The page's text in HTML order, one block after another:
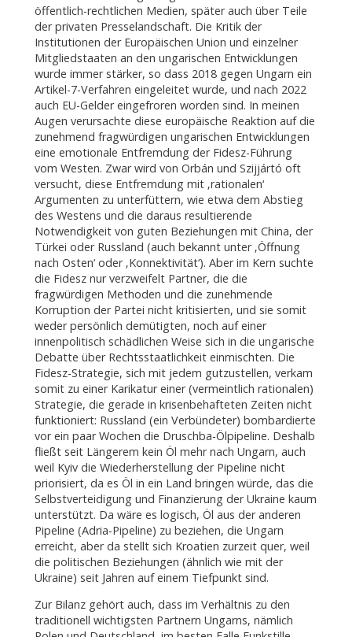
öffentlich-rechtlichen Medien, später auch über Teile
der privaten Presselandschaft. Die Kritik der
Institutionen der Europäischen Union und einzelner
Mitgliedstaaten an den ungarischen Entwicklungen
wurde immer stärker, so dass 2018 gegen Ungarn ein
Artikel-7-Verfahren eingeleitet wurde, und nach 2022
auch EU-Gelder eingefroren worden sind. In meinen
Augen verursachte diese europäische Reaktion auf die
zunehmend fragwürdigen ungarischen Entwicklungen
eine emotionale Entfremdung der Fidesz-Führung
vom Westen. Zwar wird von Orbán und Szijjártó oft
versucht, diese Entfremdung mit ‚rationalen‘
Argumenten zu unterfüttern, wie etwa dem Abstieg
des Westens und die daraus resultierende
Notwendigkeit von guten Beziehungen mit China, der
Türkei oder Russland (auch bekannt unter ‚Öffnung
nach Osten‘ oder ‚Konnektivität‘). Aber im Kern suchte
die Fidesz nur verzweifelt Partner, die die
fragwürdigen Methoden und die zunehmende
Korruption der Partei nicht kritisierten, und sie somit
weder persönlich demütigten, noch auf einer
innenpolitisch schädlichen Weise sich in die ungarische
Debatte über Rechtsstaatlichkeit einmischten. Die
Fidesz-Strategie, sich mit jedem gutzustellen, verkam
somit zu einer Karikatur einer (vermeintlich rationalen)
Strategie, die gerade in krisenbehafteten Zeiten nicht
funktioniert: Russland (ein Verbündeter) bombardierte
vor ein paar Wochen die Druschba-Ölpipeline. Deshalb
fließt seit Längerem kein Öl mehr nach Ungarn, auch
weil Kyiv die Wiederherstellung der Pipeline nicht
priorisiert, da es Öl in ein Land bringen würde, das die
Selbstverteidigung und Finanzierung der Ukraine kaum
unterstützt. Da wäre es logisch, Öl aus der anderen
Pipeline (Adria-Pipeline) zu beziehen, die Ungarn
erreicht, aber da stellt sich Kroatien zurzeit quer, weil
die politischen Beziehungen (ähnlich wie mit der
Ukraine) seit Jahren auf einem Tiefpunkt sind.
Zur Bilanz gehört auch, dass im Verhältnis zu den
traditionell wichtigsten Partnern Ungarns, nämlich